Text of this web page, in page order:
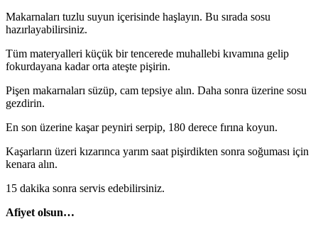
Makarnaları tuzlu suyun içerisinde haşlayın. Bu sırada sosu
hazırlayabilirsiniz.
Tüm materyalleri küçük bir tencerede muhallebi kıvamına gelip
fokurdayana kadar orta ateşte pişirin.
Pişen makarnaları süzüp, cam tepsiye alın. Daha sonra üzerine sosu
gezdirin.
En son üzerine kaşar peyniri serpip, 180 derece fırına koyun.
Kaşarların üzeri kızarınca yarım saat pişirdikten sonra soğuması için
kenara alın.
15 dakika sonra servis edebilirsiniz.
Afiyet olsun…